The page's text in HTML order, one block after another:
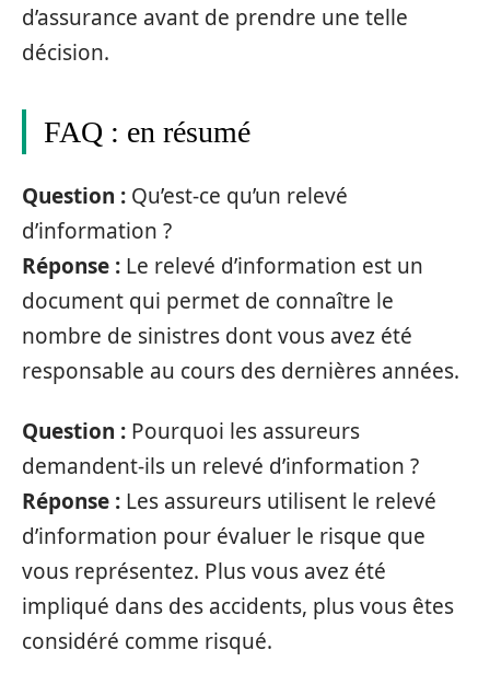
d’assurance avant de prendre une telle
décision.
FAQ : en résumé
Question : Qu’est-ce qu’un relevé
d’information ?
Réponse : Le relevé d’information est un
document qui permet de connaître le
nombre de sinistres dont vous avez été
responsable au cours des dernières années.
Question : Pourquoi les assureurs
demandent-ils un relevé d’information ?
Réponse : Les assureurs utilisent le relevé
d’information pour évaluer le risque que
vous représentez. Plus vous avez été
impliqué dans des accidents, plus vous êtes
considéré comme risqué.